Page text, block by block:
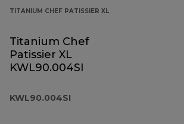
TITANIUM CHEF PATISSIER XL
Titanium Chef
Patissier XL
KWL90.004SI
KWL90.004SI